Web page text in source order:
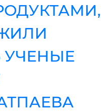
УЧЕНЫЕ